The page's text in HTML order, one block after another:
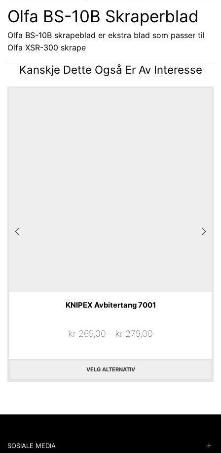
Olfa BS-10B Skraperblad
Olfa BS-10B skrapeblad er ekstra blad som passer til
Olfa XSR-300 skrape
Kanskje Dette Også Er Av Interesse
KNIPEX Avbitertang 7001
kr269,00 – kr279,00
VELG ALTERNATIV
SOSIALE MEDIA